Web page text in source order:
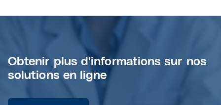
Obtenir plus d'informations sur nos
solutions en ligne